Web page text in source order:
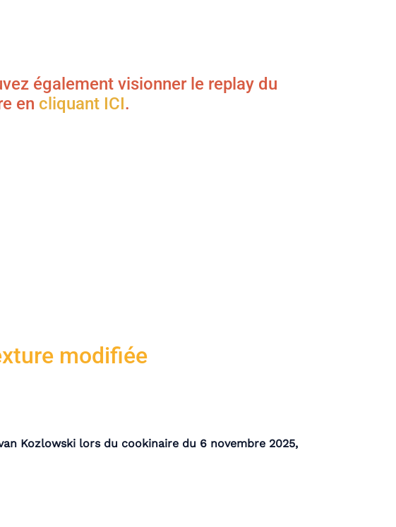
également visionner le replay du
en cliquant ICI.
modifiée
Kozlowski lors du cookinaire du 6 novembre 2025,